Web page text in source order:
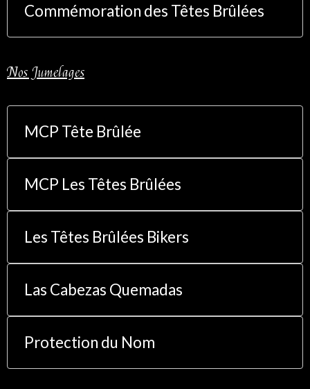
Commémoration des Têtes Brûlées
Nos Jumelages
MCP Tête Brûlée
MCP Les Têtes Brûlées
Les Têtes Brûlées Bikers
Las Cabezas Quemadas
Protection du Nom